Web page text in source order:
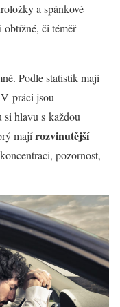
a spánkové
obtížné, či téměř
Podle statistik mají
práci jsou
si hlavu s každou
majírozvinutější
pozornost,